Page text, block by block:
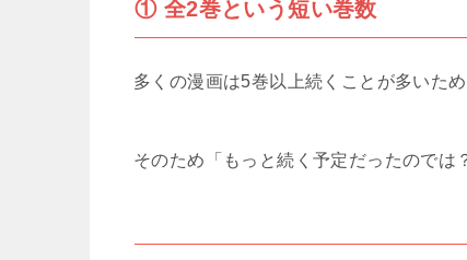
① 全2巻という短い巻数
多くの漫画は5巻以上続くことが多いため
そのため「もっと続く予定だったのでは